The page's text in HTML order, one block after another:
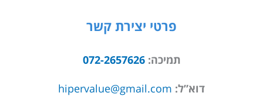
פרטי יצירת קשר
תמיכה:072-2657626
דוא”ל: hipervalue@gmail.com